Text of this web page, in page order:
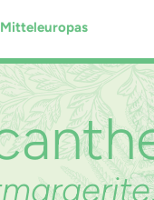
Mitteleuropas